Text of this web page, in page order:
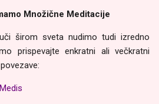
Množične Meditacije
širom sveta nudimo tudi izredno
prispevajte enkratni ali večkratni